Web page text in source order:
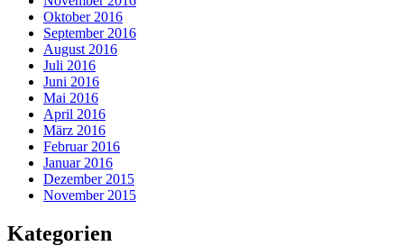
Oktober 2016
September 2016
August 2016
Juli 2016
Juni 2016
Mai 2016
April 2016
März 2016
Februar 2016
Januar 2016
Dezember 2015
November 2015
Kategorien